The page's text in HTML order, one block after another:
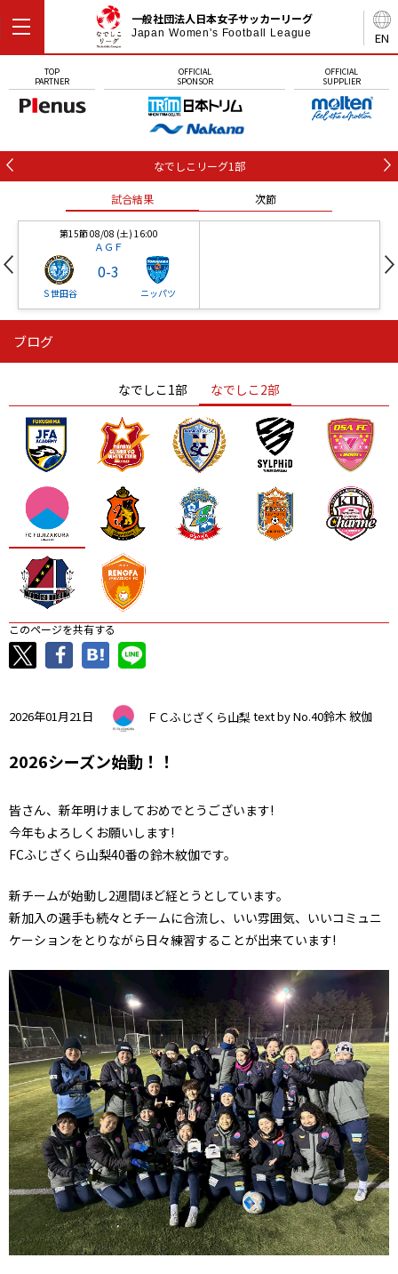
EN
一般社団法人日本女子サッカーリーグ
Japan Women's Football League
TOP
PARTNER
OFFICIAL
SPONSOR
OFFICIAL
SUPPLIER
なでしこリーグ1部
試合結果 次節
第15節 08/08 (土) 16:00
ＡＧＦ
Ｓ世田谷
0-3
ニッパツ
ニッパツ
ニッパツ 名古屋
石人の星
静岡 愛媛Ｌ
ブログ
なでしこ1部 なでしこ2部
このページを共有する
2026年01月21日 ＦＣふじざくら山梨text by No.40鈴木 紋伽
2026シーズン始動！！
皆さん、新年明けましておめでとうございます!
今年もよろしくお願いします!
FCふじざくら山梨40番の鈴木紋伽です。
新チームが始動し2週間ほど経とうとしています。
新加入の選手も続々とチームに合流し、いい雰囲気、いいコミュニ
ケーションをとりながら日々練習することが出来ています!